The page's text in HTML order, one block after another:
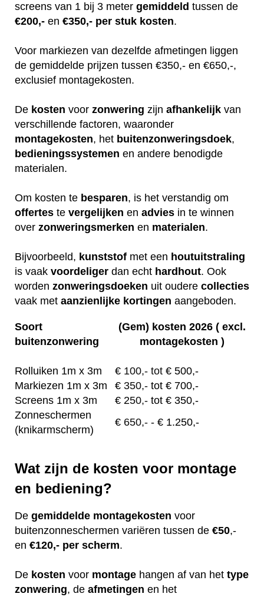
screens van 1 bij 3 meter gemiddeld tussen de
€200,- en €350,- per stuk kosten.
Voor markiezen van dezelfde afmetingen liggen
de gemiddelde prijzen tussen €350,- en €650,-,
exclusief montagekosten.
De kosten voor zonwering zijn afhankelijk van
verschillende factoren, waaronder
montagekosten, het buitenzonweringsdoek,
bedieningssystemen en andere benodigde
materialen.
Om kosten te besparen, is het verstandig om
offertes te vergelijken en advies in te winnen
over zonweringsmerken en materialen.
Bijvoorbeeld, kunststof met een houtuitstraling
is vaak voordeliger dan echt hardhout. Ook
worden zonweringsdoeken uit oudere collecties
vaak met aanzienlijke kortingen aangeboden.
Soort
buitenzonwering
(Gem) kosten 2026 ( excl.
montagekosten )
Rolluiken 1m x 3m € 100,- tot € 500,-
Markiezen 1m x 3m
€ 350,- tot € 700,-
Screens 1m x 3m
€ 250,- tot € 350,-
Zonneschermen
(knikarmscherm)
€ 650,- - € 1.250,-
Wat zijn de kosten voor montage
en bediening?
De gemiddelde montagekosten voor
buitenzonneschermen variëren tussen de €50,-
en €120,- per scherm.
De kosten voor montage hangen af van het type
zonwering, de afmetingen en het